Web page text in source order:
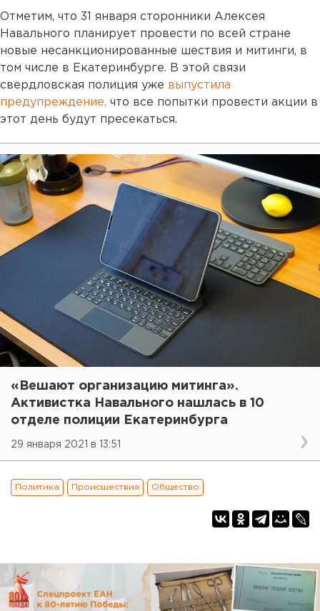
Отметим, что 31 января сторонники Алексея
Навального планирует провести по всей стране
новые несанкционированные шествия и митинги, в
том числе в Екатеринбурге. В этой связи
свердловская полиция уже выпустила
предупреждение, что все попытки провести акции в
этот день будут пресекаться.
«Вешают организацию митинга».
Активистка Навального нашлась в 10
отделе полиции Екатеринбурга
29 января 2021 в 13:51
Политика Происшествия Общество